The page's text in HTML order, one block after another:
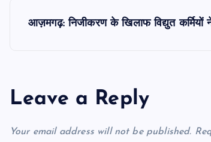
n
a
आज़मगढ़: निजीकरण के खिलाफ विद्युत कर्मियों
Leave a Reply
Your email address will not be published.